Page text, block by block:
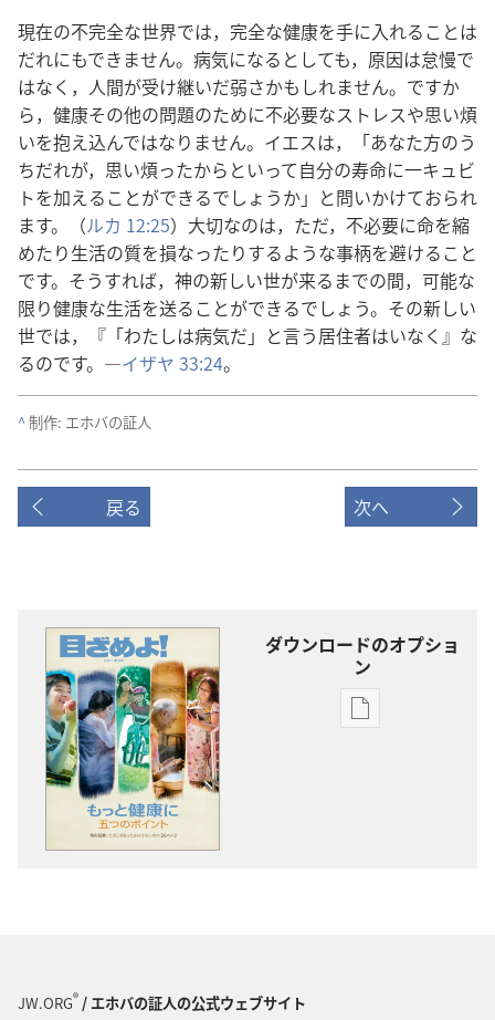
現在の不完全な世界では，完全な健康を手に入れることは
だれにもできません。病気になるとしても，原因は怠慢で
はなく，人間が受け継いだ弱さかもしれません。ですか
ら，健康その他の問題のために不必要なストレスや思い煩
いを抱え込んではなりません。イエスは，「あなた方のう
ちだれが，思い煩ったからといって自分の寿命に一キュビ
トを加えることができるでしょうか」と問いかけておられ
ます。（ルカ 12:25）大切なのは，ただ，不必要に命を縮
めたり生活の質を損なったりするような事柄を避けること
です。そうすれば，神の新しい世が来るまでの間，可能な
限り健康な生活を送ることができるでしょう。その新しい
世では，『「わたしは病気だ」と言う居住者はいなく』な
るのです。―イザヤ 33:24。
^制作: エホバの証人
戻る 次へ
ダウンロードのオプショ
ン
出
JW.ORG® / エホバの証人の公式ウェブサイト